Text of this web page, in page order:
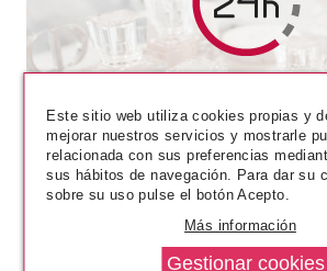
CHRISTIAN DIOR
FETE 1.2 GR
Pvr 24.61€
-26%
desde
Este sitio web utiliza cookies propias y
mejorar nuestros servicios y mostrarle
relacionada con sus preferencias
sus hábitos de navegación. Para dar su
sobre su uso pulse el botón Acepto.
Más información